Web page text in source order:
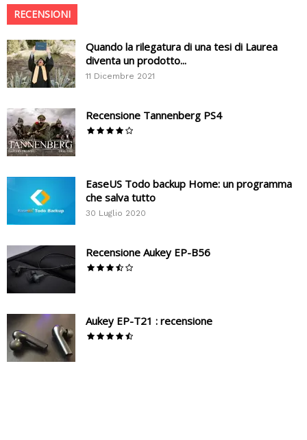
RECENSIONI
Quando la rilegatura di una tesi di Laurea
diventa un prodotto...
11 Dicembre 2021
Recensione Tannenberg PS4
EaseUS Todo backup Home: un programma
che salva tutto
30 Luglio 2020
Recensione Aukey EP-B56
Aukey EP-T21 : recensione